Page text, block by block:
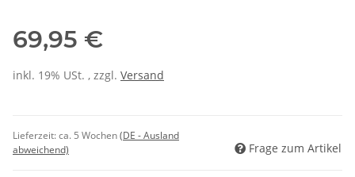
69,95 €
inkl. 19% USt. , zzgl. Versand
Lieferzeit:ca. 5 Wochen(DE - Ausland
abweichend)
Frage zum Artikel